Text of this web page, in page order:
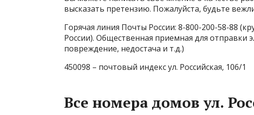
высказать претензию. Пожалуйста, будьте
Горячая линия Почты России: 8-800-200-58-88
России). Общественная приемная для отправки
повреждение, недостача и т.д.)
450098 – почтовый индекс ул. Российская, 106/1
Все номера домов ул.